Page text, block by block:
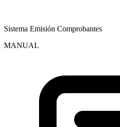
Sistema Emisión Comprobantes
MANUAL